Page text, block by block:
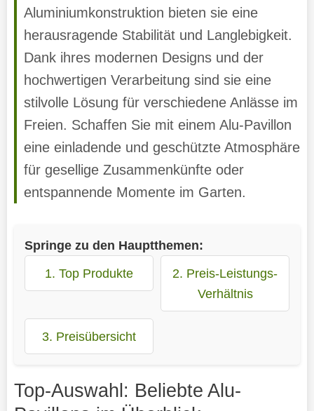
Aluminiumkonstruktion bieten sie eine
herausragende Stabilität und Langlebigkeit.
Dank ihres modernen Designs und der
hochwertigen Verarbeitung sind sie eine
stilvolle Lösung für verschiedene Anlässe im
Freien. Schaffen Sie mit einem Alu-Pavillon
eine einladende und geschützte Atmosphäre
für gesellige Zusammenkünfte oder
entspannende Momente im Garten.
Springe zu den Hauptthemen:
1. Top Produkte
2. Preis-Leistungs-
Verhältnis
3. Preisübersicht
Top-Auswahl: Beliebte Alu-